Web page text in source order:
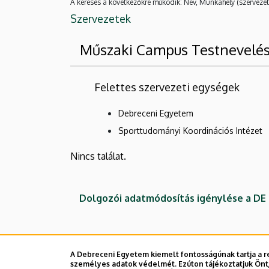
A keresés a következőkre működik: Név, Munkahely
Szervezetek
Műszaki Campus
Felettes szervezeti egységek
Debreceni Egyetem
Sporttudományi Koordinációs Intézet
Nincs találat.
Dolgozói adatmódosítás igénylése a
A Debreceni Egyetem kiemelt fontosságúnak tartja
személyes adatok védelmét. Ezúton tájékoztatjuk